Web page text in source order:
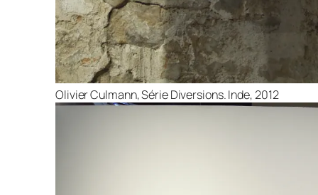
Olivier Culmann, Série Diversions. Inde, 2012